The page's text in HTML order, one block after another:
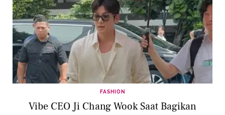
FASHION
Vibe CEO Ji Chang Wook Saat Bagikan